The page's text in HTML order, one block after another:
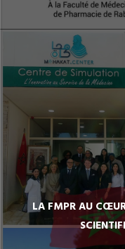
LA FMPR AU